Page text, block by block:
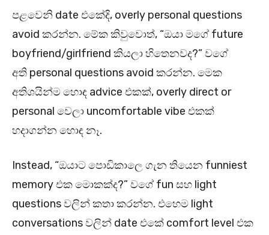
පළවෙනි date එකේදි, overly personal questions
avoid කරන්න. මේක කිවුවොත්, “ඔයා මගේ future
boyfriend/girlfriend කියලා හිතෙනවද?” වගේ
අති personal questions avoid කරන්න. මෙක
අතිශයින්ම හොඳ advice එකක්, overly direct or
personal වෙලා uncomfortable vibe එකක්
හදාගන්න හොඳ නෑ.
Instead, “ඔයාට පොඩිකාලෙ ගැන තියෙන funniest
memory එක මොකක්ද?” වගේ fun සහ light
questions වලින් කතා කරන්න. එහෙම light
conversations වලින් date එකේ comfort level එක